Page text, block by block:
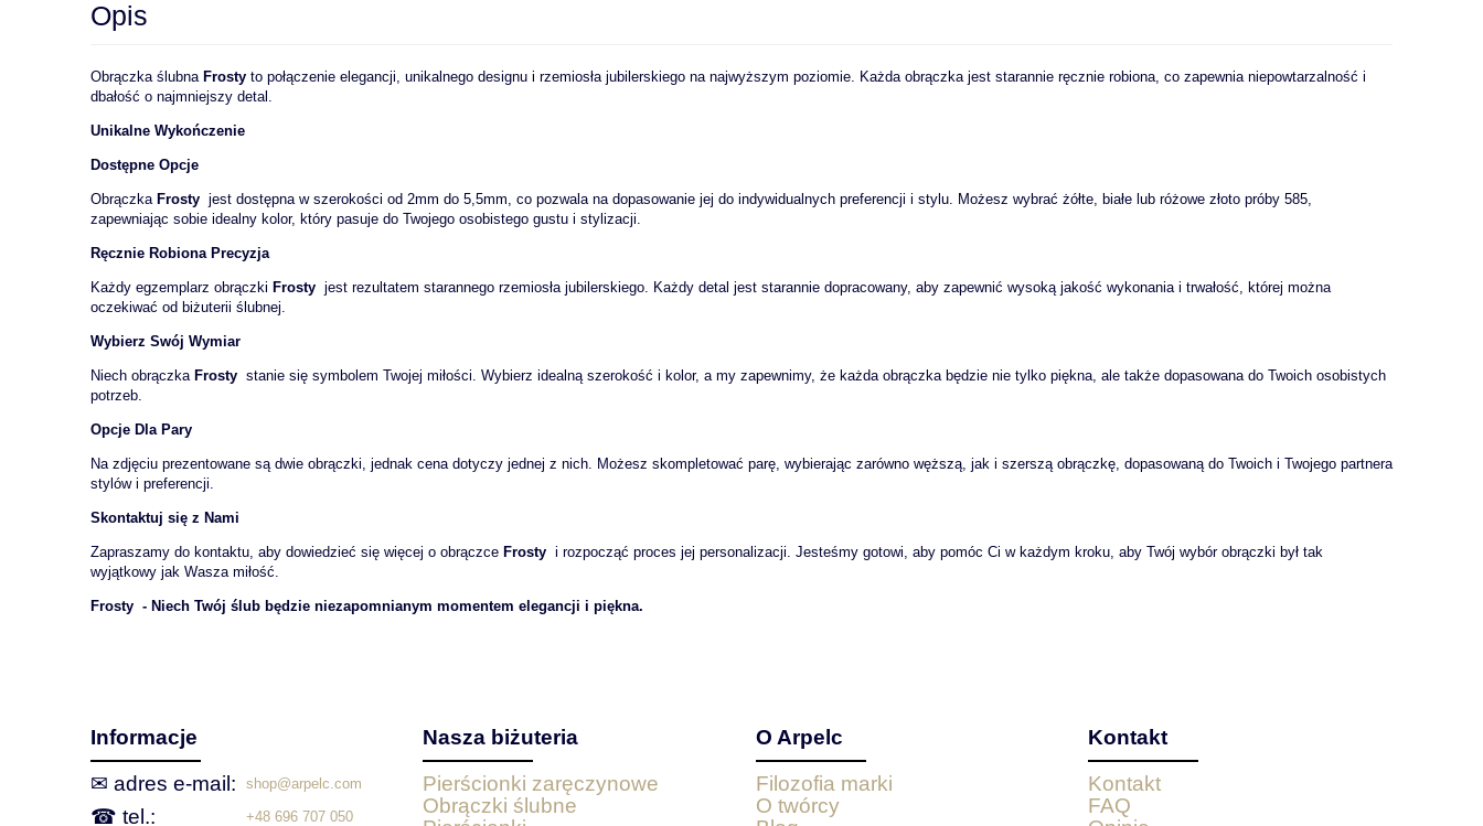
Opis
Obrączka ślubna Frosty to połączenie elegancji, unikalnego designu i rzemiosła jubilerskiego na najwyższym poziomie. Każda obrączka jest starannie ręcznie robiona, co zapewnia niepowtarzalność i
dbałość o najmniejszy detal.
Unikalne Wykończenie
Dostępne Opcje
Obrączka Frosty jest dostępna w szerokości od 2mm do 5,5mm, co pozwala na dopasowanie jej do indywidualnych preferencji i stylu. Możesz wybrać żółte, białe lub różowe złoto próby 585,
zapewniając sobie idealny kolor, który pasuje do Twojego osobistego gustu i stylizacji.
Ręcznie Robiona Precyzja
Każdy egzemplarz obrączki Frosty jest rezultatem starannego rzemiosła jubilerskiego. Każdy detal jest starannie dopracowany, aby zapewnić wysoką jakość wykonania i trwałość, której można
oczekiwać od biżuterii ślubnej.
Wybierz Swój Wymiar
Niech obrączka Frosty stanie się symbolem Twojej miłości. Wybierz idealną szerokość i kolor, a my zapewnimy, że każda obrączka będzie nie tylko piękna, ale także dopasowana do Twoich osobistych
potrzeb.
Opcje Dla Pary
Na zdjęciu prezentowane są dwie obrączki, jednak cena dotyczy jednej z nich. Możesz skompletować parę, wybierając zarówno węższą, jak i szerszą obrączkę, dopasowaną do Twoich i Twojego partnera
stylów i preferencji.
Skontaktuj się z Nami
Zapraszamy do kontaktu, aby dowiedzieć się więcej o obrączce Frosty i rozpocząć proces jej personalizacji. Jesteśmy gotowi, aby pomóc Ci w każdym kroku, aby Twój wybór obrączki był tak
wyjątkowy jak Wasza miłość.
Frosty - Niech Twój ślub będzie niezapomnianym momentem elegancji i piękna.
Informacje
✉ adres e‑mail:
shop@arpelc.com
☎ tel.: +48 696 707 050
Nasza biżuteria
Pierścionki zaręczynowe
Obrączki ślubne
O Arpelc
Filozofia marki
O twórcy
Kontakt
Kontakt
FAQ